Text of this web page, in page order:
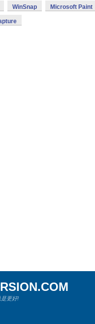
WinSnap Microsoft Paint
是更好!